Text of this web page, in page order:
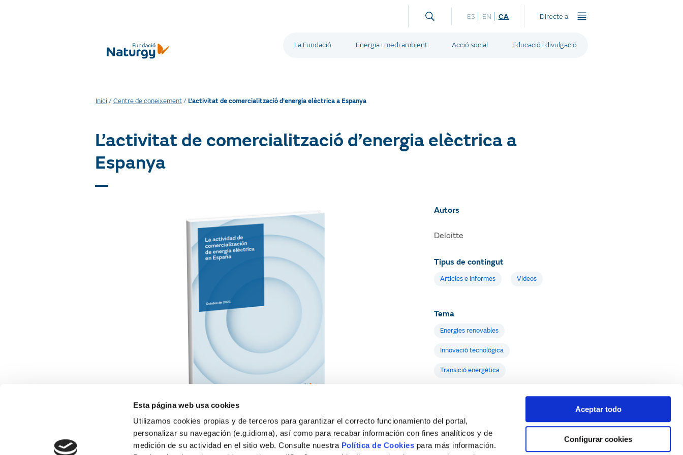
Esta página web usa cookies
Utilizamos cookies propias y de terceros para garantizar el correcto funcionamiento del portal,
personalizar su navegación (e.g.idioma), así como para recabar información con fines analíticos y de
medición de su actividad en el sitio web. Consulte nuestra Política de Cookies para más información.
Aceptar todo
Configurar cookies
ES EN CA Directe a
La Fundació Energia i medi ambient Acció social Educació i divulgació
Inici /Centre de coneixement/L’activitat de comercialització d’energia elèctrica a Espanya
L’activitat de comercialització d’energia elèctrica a
Espanya
Autors
Deloitte
Tipus de contingut
Articles e informes Videos
Tema
Energies renovables
Innovació tecnològica
Transició energètica